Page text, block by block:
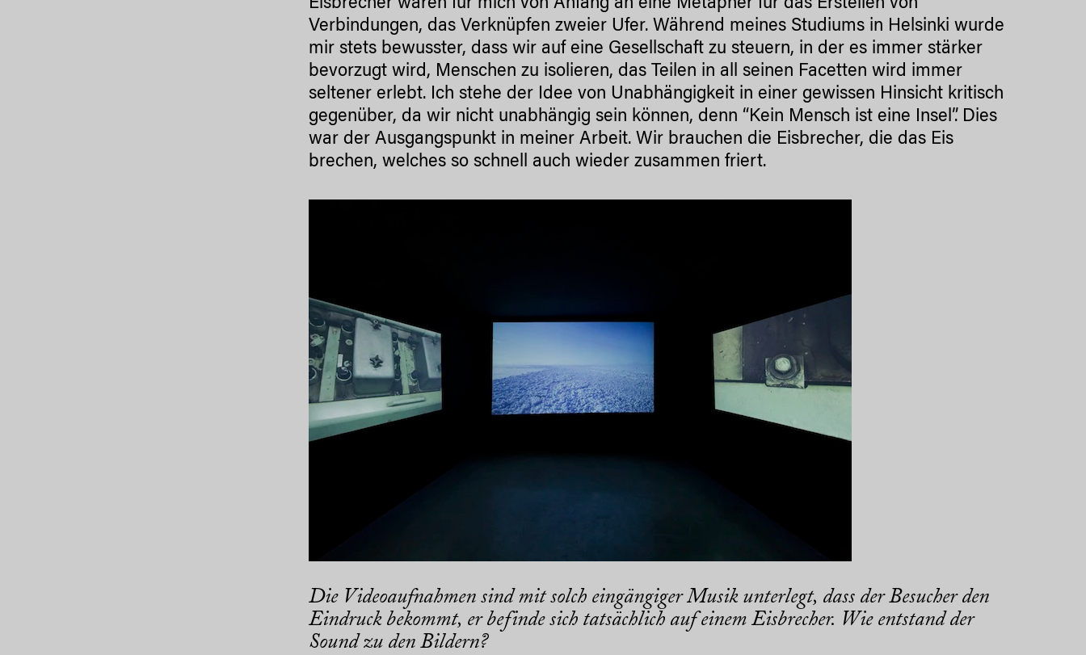
Eisbrecher waren für mich von Anfang an eine Metapher für das Erstellen von
Verbindungen, das Verknüpfen zweier Ufer. Während meines Studiums in Helsinki wurde
mir stets bewusster, dass wir auf eine Gesellschaft zu steuern, in der es immer stärker
bevorzugt wird, Menschen zu isolieren, das Teilen in all seinen Facetten wird immer
seltener erlebt. Ich stehe der Idee von Unabhängigkeit in einer gewissen Hinsicht kritisch
gegenüber, da wir nicht unabhängig sein können, denn “Kein Mensch ist eine Insel”. Dies
war der Ausgangspunkt in meiner Arbeit. Wir brauchen die Eisbrecher, die das Eis
brechen, welches so schnell auch wieder zusammen friert.
Die Videoaufnahmen sind mit solch eingängiger Musik unterlegt, dass der Besucher den
Eindruck bekommt, er befinde sich tatsächlich auf einem Eisbrecher. Wie entstand der
Sound zu den Bildern?